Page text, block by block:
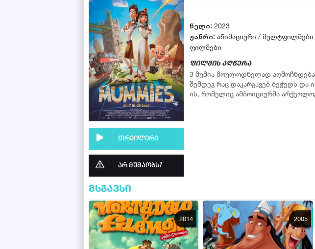
თრეილერი
არ მუშაობს?
წელი: 2023
ჟანრი: ანიმაციური / მულტფილმები
ფილმები
ფილმის აღწერა
3 მუმია მოულოდნელად
შემდეგ რაც დაკარგავებ ბეჭედს და
ის, რომელიც ამბოიციურმა
მსგავსი
2014 2005